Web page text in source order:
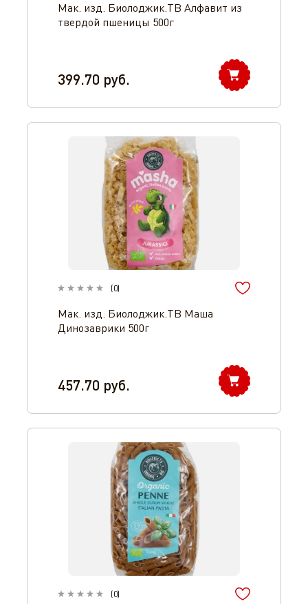
Оператор 8-800-350-46-10
Мак. изд. Биолоджик.ТВ Алфавит из
твердой пшеницы 500г
399.70 руб.
(0)
Мак. изд. Биолоджик.ТВ Маша
Динозаврики 500г
457.70 руб.
(0)